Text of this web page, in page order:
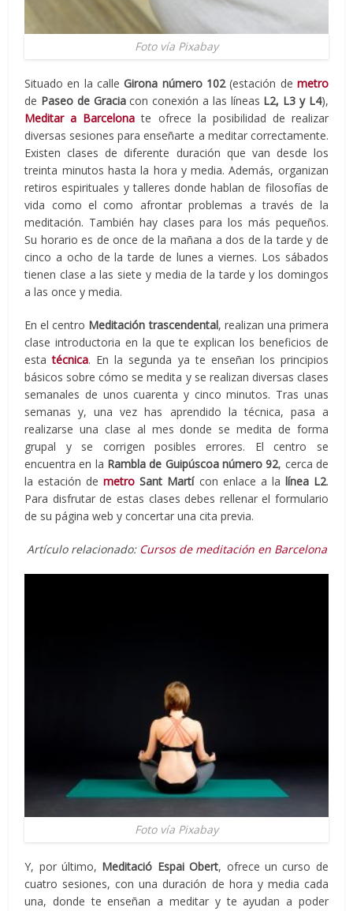
Foto vía Pixabay
Situado en la calleGirona número 102(estación de metro
de Paseo de Graciacon conexión a las líneas L2, L3 y L4),
Meditar a Barcelona te ofrece la posibilidad de realizar
diversas sesiones para enseñarte a meditar correctamente.
Existen clases de diferente duración que van desde los
treinta minutos hasta la hora y media. Además, organizan
retiros espirituales y talleres donde hablan de filosofías de
vida como el como afrontar problemas a través de la
meditación. También hay clases para los más pequeños.
Su horario es de once de la mañana a dos de la tarde y de
cinco a ocho de la tarde de lunes a viernes. Los sábados
tienen clase a las siete y media de la tarde y los domingos
a las once y media.
En el centro Meditación trascendental, realizan una primera
clase introductoria en la que te explican los beneficios de
estatécnica. En la segunda ya te enseñan los principios
básicos sobre cómo se medita y se realizan diversas clases
semanales de unos cuarenta y cinco minutos. Tras unas
semanas y, una vez has aprendido la técnica, pasa a
realizarse una clase al mes donde se medita de forma
grupal y se corrigen posibles errores. El centro se
encuentra en la Rambla de Guipúscoa número 92, cerca de
la estación demetro Sant Martícon enlace a la línea L2.
Para disfrutar de estas clases debes rellenar el formulario
de su página web y concertar una cita previa.
Artículo relacionado: Cursos de meditación en Barcelona
Foto vía Pixabay
Y, por último, Meditació Espai Obert, ofrece un curso de
cuatro sesiones, con una duración de hora y media cada
una, donde te enseñan a meditar y te ayudan a poder